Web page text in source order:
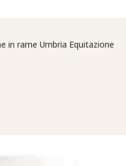
in rame Umbria Equitazione